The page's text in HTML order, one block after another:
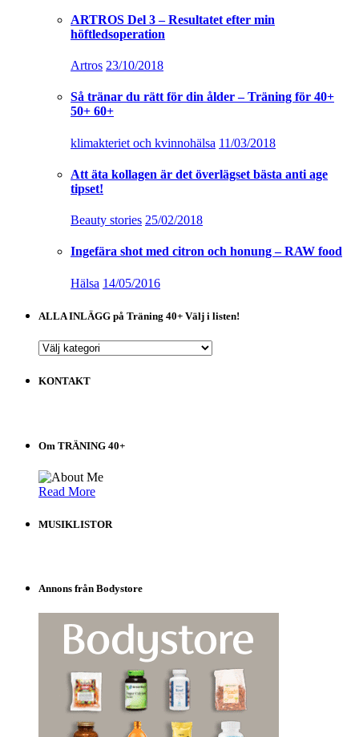
ARTROS Del 3 – Resultatet efter min
höftledsoperation
Artros 23/10/2018
Så tränar du rätt för din ålder – Träning för 40+
50+ 60+
klimakteriet och kvinnohälsa 11/03/2018
Att äta kollagen är det överlägset bästa anti age
tipset!
Beauty stories 25/02/2018
Ingefära shot med citron och honung – RAW food
Hälsa 14/05/2016
ALLA INLÄGG på Träning 40+ Välj i listen!
ALLA
på
listen!
KONTAKT
Om TRÄNING 40+
Read More
MUSIKLISTOR
Annons från Bodystore